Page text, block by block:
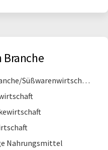
Branche
News für die Branche Backbranche/Süßwarenwirtschaft
Nahrungsmittel